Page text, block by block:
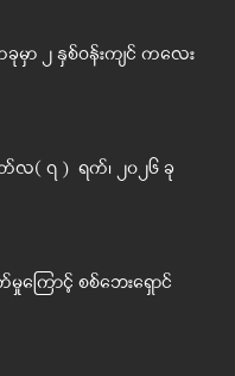
မှာ ၂ နှစ်ဝန်းကျင် ကလေး
( ၇ ) ရက်၊ ၂၀၂၆ ခု
ြောင့် စစ်ဘေးရှောင်